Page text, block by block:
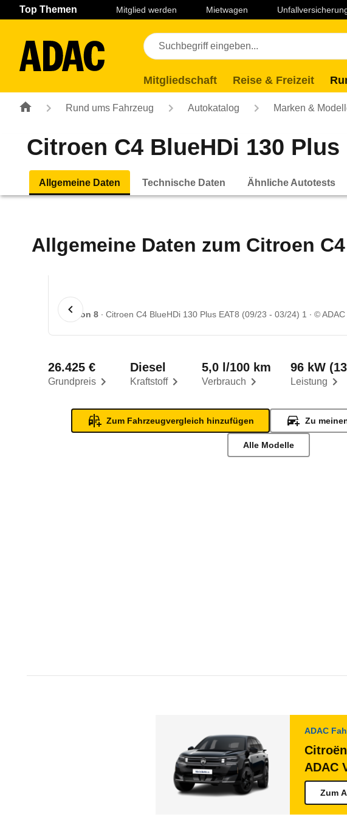
Navigation Seiteninhalt Fußzeile
Top Themen Mitglied werden Mietwagen
Mitgliedschaft Reise & Freizeit
Rund ums Fahrzeug Autokatalog Marken &
Citroen C4 BlueHDi 130 Plus
Allgemeine Daten Technische Daten Ähnliche Autotests
Allgemeine Daten zum Citroen
1 von 8 Citroen C4 BlueHDi 130 Plus EAT8 (09/23 - 03/24) 1 © ADAC
Grundpreis
26.425 €
Kraftstoff
Diesel
Verbrauch
5,0 l/100 km
Leistung
96 kW
Zum Fahrzeugvergleich hinzufügen Zu
Alle Modelle
ADAC
ADAC
Zum